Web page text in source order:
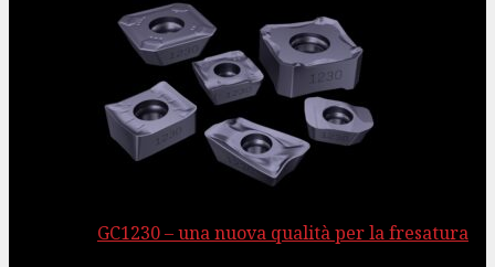
GC1230 – una nuova qualità per la fresatura